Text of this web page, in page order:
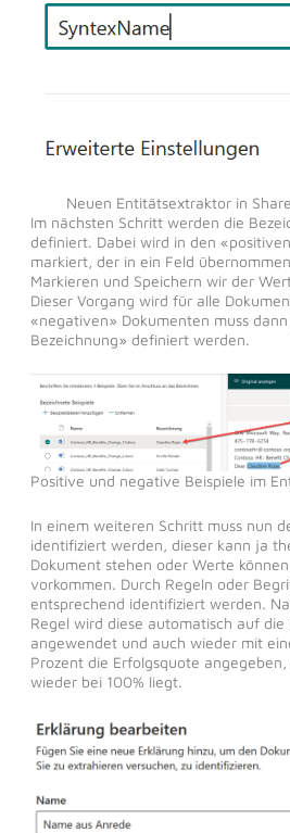
Neuen Entitätsextraktor in
Im nächsten Schritt werden die
definiert. Dabei wird in den
markiert, der in ein Feld
Markieren und Speichern wir der
Dieser Vorgang wird für alle
«negativen» Dokumenten muss
Bezeichnung» definiert werden.
Positive und negative Beispiele im
In einem weiteren Schritt muss nun
identifiziert werden, dieser kann ja
Dokument stehen oder Werte
vorkommen. Durch Regeln oder
entsprechend identifiziert werden.
Regel wird diese automatisch auf
angewendet und auch wieder mit
Prozent die Erfolgsquote
wieder bei 100% liegt.